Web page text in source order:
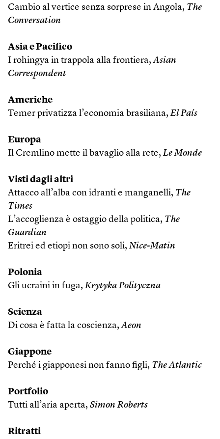
Cambio al vertice senza sorprese in Angola, The
Conversation
Asia e Pacifico
I rohingya in trappola alla frontiera,Asian
Correspondent
Americhe
Temer privatizza l’economia brasiliana, El País
Europa
Il Cremlino mette il bavaglio alla rete, Le Monde
Visti dagli altri
Attacco all’alba con idranti e manganelli, The
Times
L’accoglienza è ostaggio della politica, The
Guardian
Eritrei ed etiopi non sono soli, Nice-Matin
Polonia
Gli ucraini in fuga, Krytyka Polityczna
Scienza
Di cosa è fatta la coscienza,Aeon
Giappone
Perché i giapponesi non fanno figli, The Atlantic
Portfolio
Tutti all’aria aperta, Simon Roberts
Ritratti